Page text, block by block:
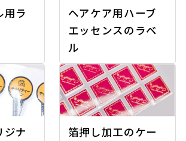
用ラ
ヘアケア用ハーブ
エッセンスのラベ
ル
ジナ
箔押し加工のケー